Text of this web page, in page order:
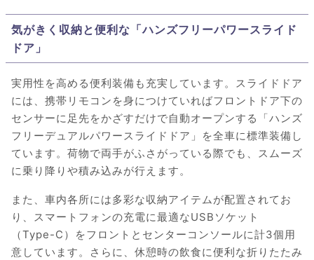
気がきく収納と便利な「ハンズフリーパワースライド
ドア」
実用性を高める便利装備も充実しています。スライドドア
には、携帯リモコンを身につけていればフロントドア下の
センサーに足先をかざすだけで自動オープンする「ハンズ
フリーデュアルパワースライドドア」を全車に標準装備し
ています。荷物で両手がふさがっている際でも、スムーズ
に乗り降りや積み込みが行えます。
また、車内各所には多彩な収納アイテムが配置されてお
り、スマートフォンの充電に最適なUSBソケット
（Type-C）をフロントとセンターコンソールに計3個用
意しています。さらに、休憩時の飲食に便利な折りたたみ